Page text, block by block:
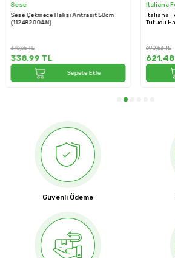
Çekmece Halısı Antrasit 50cm
TL
TL
Sepete Ekle
Italiana
Italiana
Tutucu Halı
690,53TL
621,48TL
Güvenli Ödeme